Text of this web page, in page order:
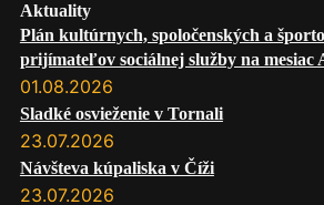
Aktuality
Plán kultúrnych, spoločenských a
prijímateľov sociálnej služby na mesiac
01.08.2026
Sladké osvieženie v Tornali
23.07.2026
Návšteva kúpaliska v Číži
23.07.2026